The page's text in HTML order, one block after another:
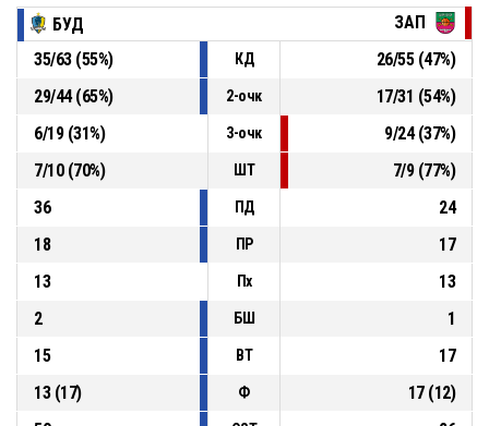
БУД
ЗАП
35/63(55%) КД 26/55(47%)
29/44(65%) 2-очк 17/31 (54%)
6/19(31%) 3-очк 9/24(37%)
7/10(70%) ШТ 7/9(77%)
36
ПД
24
18
ПР
17
13
Пх
13
2
БШ
1
15
ВТ
17
13(17) Ф 17(12)